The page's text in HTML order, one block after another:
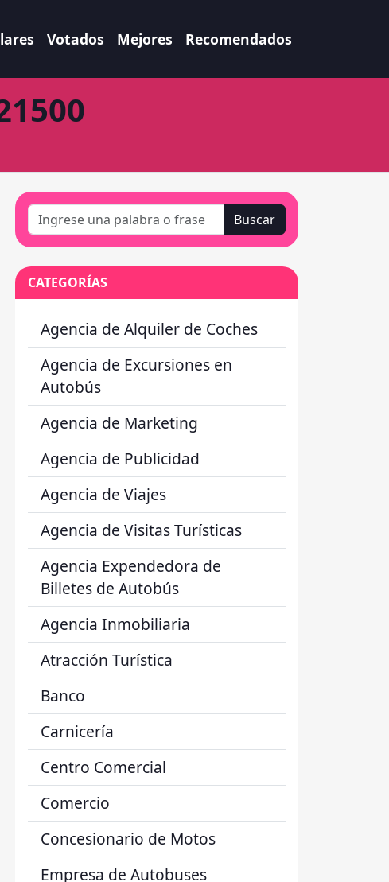
Votados Mejores Recomendados
Buscar
CATEGORÍAS
Agencia de Alquiler de Coches
Agencia de Excursiones en
Autobús
Agencia de Marketing
Agencia de Publicidad
Agencia de Viajes
Agencia de Visitas Turísticas
Agencia Expendedora de
Billetes de Autobús
Agencia Inmobiliaria
Atracción Turística
Banco
Carnicería
Centro Comercial
Comercio
Concesionario de Motos
Empresa de Autobuses